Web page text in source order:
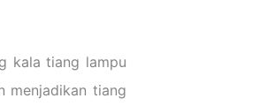
kala tiang lampu
menjadikan tiang